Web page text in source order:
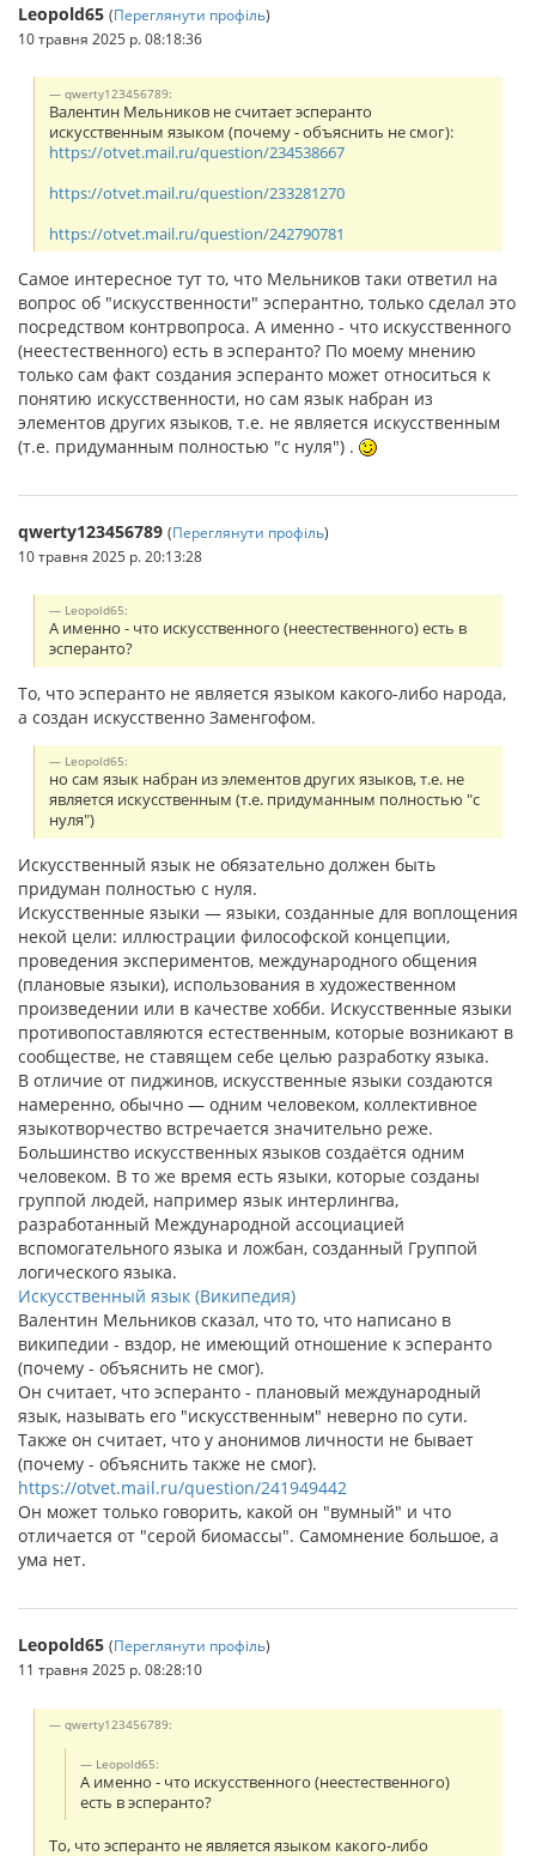
Leopold65 (Переглянути профіль)
10 травня 2025 р. 08:18:36
qwerty123456789:
Валентин Мельников не считает эсперанто
искусственным языком (почему - объяснить не смог):
https://otvet.mail.ru/question/234538667
https://otvet.mail.ru/question/233281270
https://otvet.mail.ru/question/242790781
Самое интересное тут то, что Мельников таки ответил на
вопрос об "искусственности" эсперантно, только сделал это
посредством контрвопроса. А именно - что искусственного
(неестественного) есть в эсперанто? По моему мнению
только сам факт создания эсперанто может относиться к
понятию искусственности, но сам язык набран из
элементов других языков, т.е. не является искусственным
(т.е. придуманным полностью "с нуля") .
qwerty123456789 (Переглянути профіль)
10 травня 2025 р. 20:13:28
Leopold65:
А именно - что искусственного (неестественного) есть в
эсперанто?
То, что эсперанто не является языком какого-либо народа,
а создан искусственно Заменгофом.
Leopold65:
но сам язык набран из элементов других языков, т.е. не
является искусственным (т.е. придуманным полностью "с
нуля")
Искусственный язык не обязательно должен быть
придуман полностью с нуля.
Искусственные языки — языки, созданные для воплощения
некой цели: иллюстрации философской концепции,
проведения экспериментов, международного общения
(плановые языки), использования в художественном
произведении или в качестве хобби. Искусственные языки
противопоставляются естественным, которые возникают в
сообществе, не ставящем себе целью разработку языка.
В отличие от пиджинов, искусственные языки создаются
намеренно, обычно — одним человеком, коллективное
языкотворчество встречается значительно реже.
Большинство искусственных языков создаётся одним
человеком. В то же время есть языки, которые созданы
группой людей, например язык интерлингва,
разработанный Международной ассоциацией
вспомогательного языка и ложбан, созданный Группой
логического языка.
Искусственный язык (Википедия)
Валентин Мельников сказал, что то, что написано в
википедии - вздор, не имеющий отношение к эсперанто
(почему - объяснить не смог).
Он считает, что эсперанто - плановый международный
язык, называть его "искусственным" неверно по сути.
Также он считает, что у анонимов личности не бывает
(почему - объяснить также не смог).
https://otvet.mail.ru/question/241949442
Он может только говорить, какой он "вумный" и что
отличается от "серой биомассы". Самомнение большое, а
ума нет.
Leopold65 (Переглянути профіль)
11 травня 2025 р. 08:28:10
qwerty123456789:
Leopold65:
А именно - что искусственного (неестественного)
есть в эсперанто?
То, что эсперанто не является языком какого-либо